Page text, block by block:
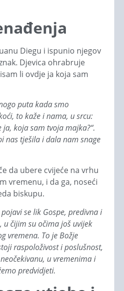
Diegu i ispunio njegov
Djevica ohrabruje
li ovdje ja koja sam
puta kada smo
to kaže i nama, u srcu:
koja sam tvoja majka?“.
nas tješila i dala nam snage
da ubere cvijeće na vrhu
vremenu, i da ga, noseći
biskupu.
se lik Gospe, predivna i
u čijim su očima još uvijek
vremena. To je Božje
raspoloživost i poslušnost,
u vremenima i
predvidjeti.